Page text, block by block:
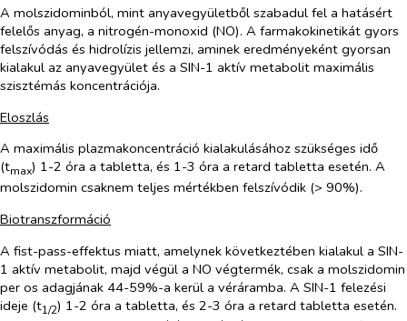
A molszidominból, mint anyavegyületből szabadul fel a hatásért
felelős anyag, a nitrogén-monoxid (NO). A farmakokinetikát gyors
felszívódás és hidrolízis jellemzi, aminek eredményeként gyorsan
kialakul az anyavegyület és a SIN-1 aktív metabolit maximális
szisztémás koncentrációja.
Eloszlás
A maximális plazmakoncentráció kialakulásához szükséges idő
(tmax) 1-2 óra a tabletta, és 1-3 óra a retard tabletta esetén. A
molszidomin csaknem teljes mértékben felszívódik (> 90%).
Biotranszformáció
A fist-pass-effektus miatt, amelynek következtében kialakul a SIN-
1 aktív metabolit, majd végül a NO végtermék, csak a molszidomin
per os adagjának 44-59%-a kerül a véráramba. A SIN-1 felezési
ideje (t1/2) 1-2 óra a tabletta, és 2-3 óra a retard tabletta esetén.